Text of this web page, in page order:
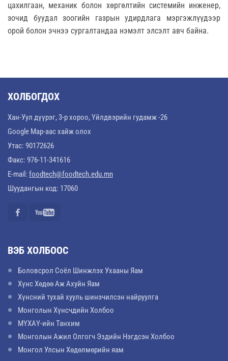
цахилгаан, механик болон хөргөлтийн системийн инженер,
зочид буудал зоогийн газрын удирдлага мэргэжлүүдээр
орой болон эчнээ сургалтандаа нэмэлт элсэлт авч байна.
ХОЛБОГДОХ
Хан-Уул дүүрэг, 3-р хороо, Үйлдвэрийн гудамж -26
Google Map-аас хайж олох
Утас: 90172626
Факс: 976-11-341616
E-mail: foodtech@foodtech.edu.mn
Шуудангын код: 17060
ВЭБ ХОЛБООС
Боловсрол Соёл Шинжлэх Ухааны Яам
Хүнс Хөдөө Аж Ахуйн Яам
Хүнсний тухай хууль шинэчилсэн найруулга
Монголын Хүнсчдийн Холбоо
МҮХАҮ-ийн Танхим
Монголын Ажил Олгогч Эздийн Нэгдсэн Холбоо
Монгол Улсын Хөдөлмөрийн яам